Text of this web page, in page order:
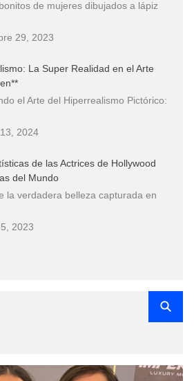
de mujeres dibujados a lápiz
29, 2023
La Super Realidad en el Arte
el Arte del Hiperrealismo Pictórico:
2024
de las Actrices de Hollywood
del Mundo
la verdadera belleza capturada en
2023